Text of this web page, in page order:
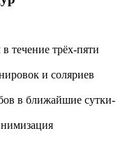
течение трёх-пяти
и соляриев
в ближайшие сутки-